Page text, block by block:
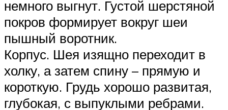
немного выгнут. Густой шерстяной
покров формирует вокруг шеи
пышный воротник.
Корпус. Шея изящно переходит в
холку, а затем спину – прямую и
короткую. Грудь хорошо развитая,
глубокая, с выпуклыми ребрами.